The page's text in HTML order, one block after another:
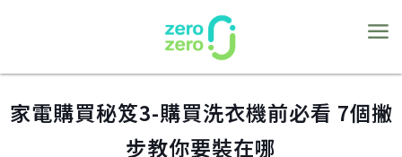
家電購買秘笈3-購買洗衣機前必看 7個撇
步教你要裝在哪